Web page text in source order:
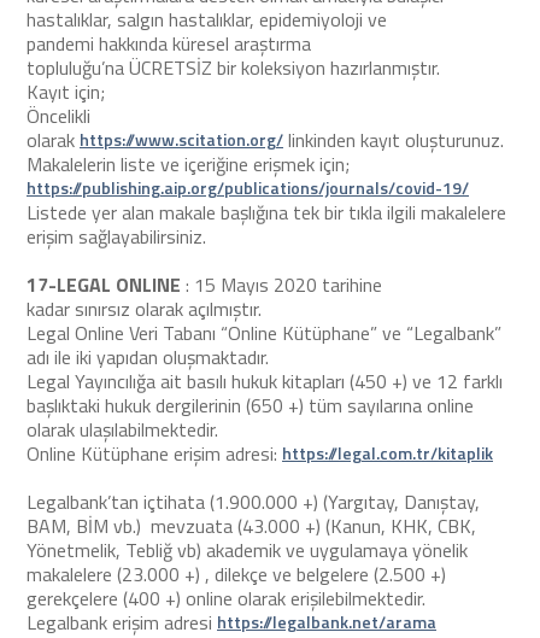
hastalıklar, salgın hastalıklar, epidemiyoloji ve
pandemi hakkında küresel araştırma
topluluğu’na ÜCRETSİZ bir koleksiyon hazırlanmıştır.
Kayıt için;
Öncelikli
olarak https://www.scitation.org/linkinden kayıt oluşturunuz.
Makalelerin liste ve içeriğine erişmek için;
https://publishing.aip.org/publications/journals/covid-19/
Listede yer alan makale başlığına tek bir tıkla ilgili makalelere
erişim sağlayabilirsiniz.
17-LEGAL ONLINE : 15 Mayıs 2020 tarihine
kadar sınırsız olarak açılmıştır.
Legal Online Veri Tabanı “Online Kütüphane” ve “Legalbank”
adı ile iki yapıdan oluşmaktadır.
Legal Yayıncılığa ait basılı hukuk kitapları (450 +) ve 12 farklı
başlıktaki hukuk dergilerinin (650 +) tüm sayılarına online
olarak ulaşılabilmektedir.
Online Kütüphane erişim adresi: https://legal.com.tr/kitaplik
Legalbank’tan içtihata (1.900.000 +) (Yargıtay, Danıştay,
BAM, BİM vb.) mevzuata (43.000 +) (Kanun, KHK, CBK,
Yönetmelik, Tebliğ vb) akademik ve uygulamaya yönelik
makalelere (23.000 +) , dilekçe ve belgelere (2.500 +)
gerekçelere (400 +) online olarak erişilebilmektedir.
Legalbank erişim adresi https://legalbank.net/arama